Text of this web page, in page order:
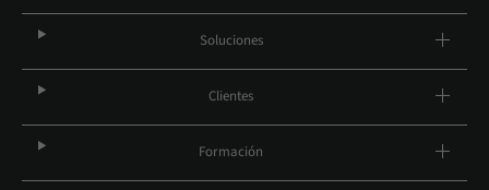
Soluciones
Clientes
Formación